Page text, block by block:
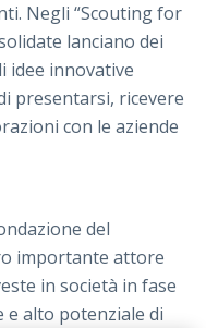
Negli “Scouting for
lanciano dei
idee innovative
presentarsi, ricevere
con le aziende
del
importante attore
in società in fase
e alto potenziale di